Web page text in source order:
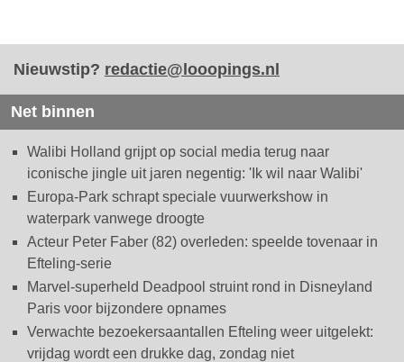
Nieuwstip? redactie@looopings.nl
Net binnen
Walibi Holland grijpt op social media terug naar
iconische jingle uit jaren negentig: 'Ik wil naar Walibi'
Europa-Park schrapt speciale vuurwerkshow in
waterpark vanwege droogte
Acteur Peter Faber (82) overleden: speelde tovenaar in
Efteling-serie
Marvel-superheld Deadpool struint rond in Disneyland
Paris voor bijzondere opnames
Verwachte bezoekersaantallen Efteling weer uitgelekt:
vrijdag wordt een drukke dag, zondag niet